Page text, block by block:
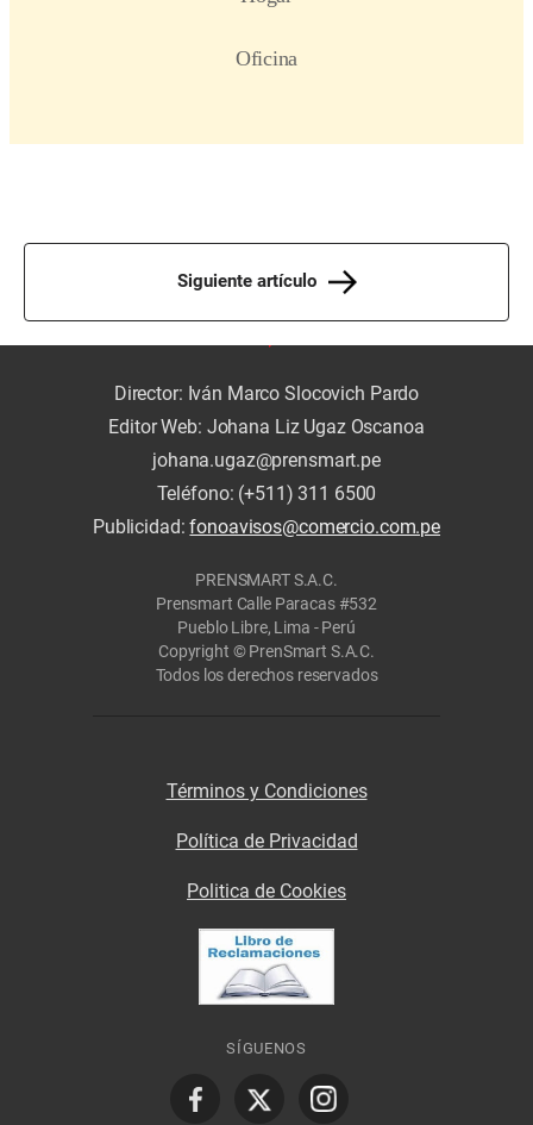
Siguiente artículo
Director: Iván Marco Slocovich Pardo
Editor Web: Johana Liz Ugaz Oscanoa
johana.ugaz@prensmart.pe
Teléfono: (+511) 311 6500
Publicidad:fonoavisos@comercio.com.pe
PRENSMART S.A.C.
Prensmart Calle Paracas #532
Pueblo Libre, Lima - Perú
Copyright © PrenSmart S.A.C.
Todos los derechos reservados
Términos y Condiciones
Política de Privacidad
Politica de Cookies
SÍGUENOS